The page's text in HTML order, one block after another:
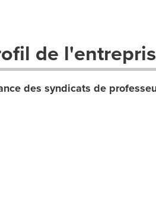
de
des syndicats de